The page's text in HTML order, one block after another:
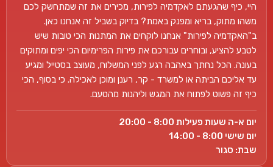
היי, כיף שהגעתם לאקדמיה לפירות, מכירים את זה שמתחשק לכם
משהו מתוק, בריא ומפנק באמת? בדיוק בשביל זה אנחנו כאן.
ב"האקדמיה לפירות" אנחנו לוקחים את המתנות הכי טובות שיש
לטבע להציע, ובוחרים עבורכם את פירות הפרימיום הכי יפים ומתוקים
בעונה. הכל נחתך באהבה רגע לפני המשלוח, מעוצב בסטייל ומגיע
עד אליכם הביתה או למשרד - קר, רענן ומוכן לאכילה. כי בסוף, הכי
כיף זה פשוט לפתוח את המגש וליהנות מהטעם.
יום א-ה שעות פעילות 8:00 - 20:00
יום שישי 8:00 - 14:00
שבת: סגור